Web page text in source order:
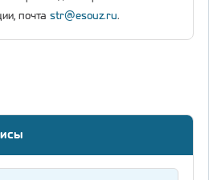
почта str@esouz.ru.